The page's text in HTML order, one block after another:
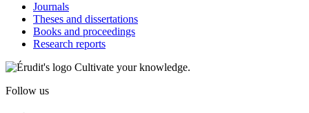
Journals
Theses and dissertations
Books and proceedings
Research reports
Cultivate your knowledge.
Follow us